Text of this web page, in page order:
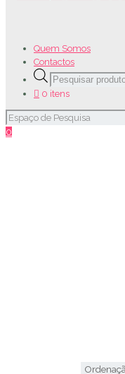
Quem Somos
Contactos
Products
search
0 itens
0